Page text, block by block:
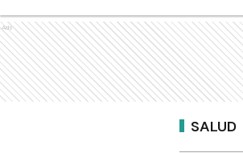
Ads
SALUD